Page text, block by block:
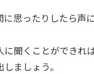
思ったりしたら声
に聞くことができれ
ましょう。